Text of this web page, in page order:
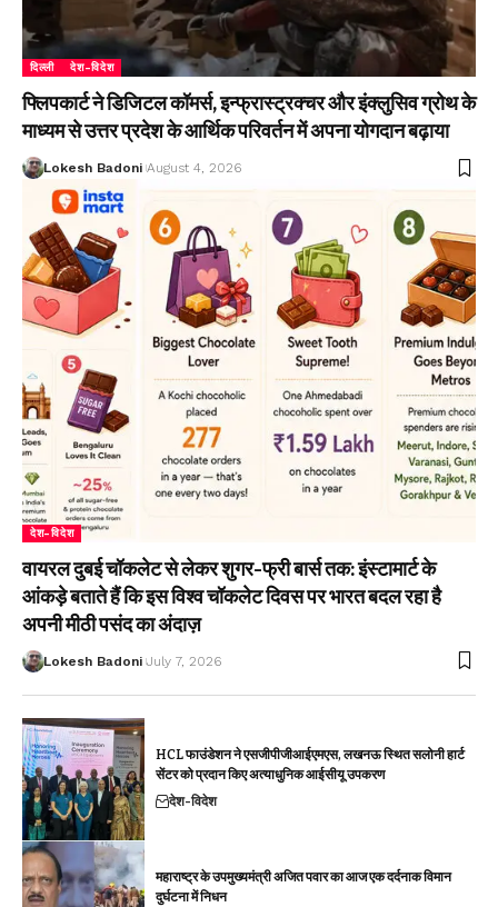
दिल्ली देश-विदेश
फ्लिपकार्ट ने डिजिटल कॉमर्स, इन्फ्रास्ट्रक्चर और इंक्लुसिव ग्रोथ के
माध्यम से उत्तर प्रदेश के आर्थिक परिवर्तन में अपना योगदान बढ़ाया
Lokesh Badoni August 4, 2026
देश-विदेश
वायरल दुबई चॉकलेट से लेकर शुगर-फ्री बार्स तक: इंस्टामार्ट के
आंकड़े बताते हैं कि इस विश्व चॉकलेट दिवस पर भारत बदल रहा है
अपनी मीठी पसंद का अंदाज़
Lokesh Badoni July 7, 2026
HCL फाउंडेशन ने एसजीपीजीआईएमएस, लखनऊ स्थित सलोनी हार्ट
सेंटर को प्रदान किए अत्याधुनिक आईसीयू उपकरण
देश-विदेश
महाराष्ट्र के उपमुख्यमंत्री अजित पवार का आज एक दर्दनाक विमान
दुर्घटना में निधन